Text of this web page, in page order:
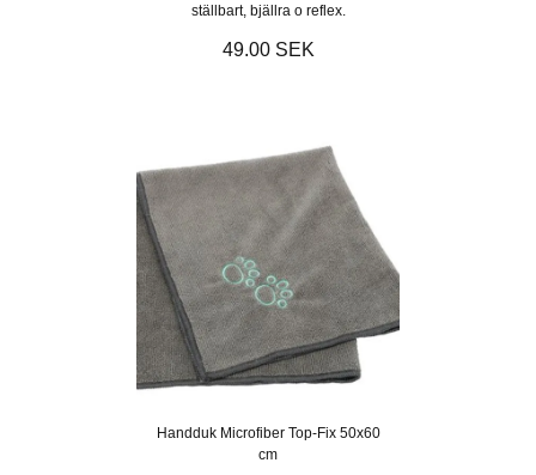
ställbart, bjällra o reflex.
49.00 SEK
Handduk Microfiber Top-Fix 50x60
cm